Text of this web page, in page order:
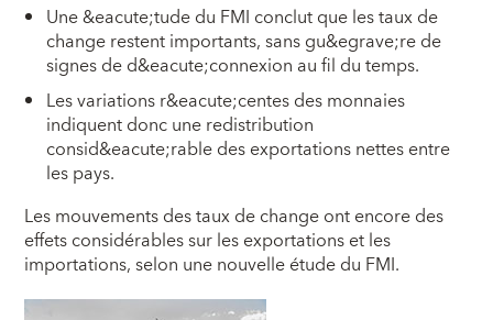
Une &eacute;tude du FMI conclut que les taux de
change restent importants, sans gu&egrave;re de
signes de d&eacute;connexion au fil du temps.
Les variations r&eacute;centes des monnaies
indiquent donc une redistribution
consid&eacute;rable des exportations nettes entre
les pays.
Les mouvements des taux de change ont encore des
effets considérables sur les exportations et les
importations, selon une nouvelle étude du FMI.